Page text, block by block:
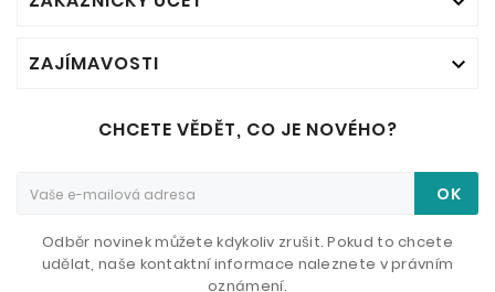
ZAJÍMAVOSTI 
CHCETE VĚDĚT, CO JE NOVÉHO?
OK
Odběr novinek můžete kdykoliv zrušit. Pokud to chcete
udělat, naše kontaktní informace naleznete v právním
oznámení.